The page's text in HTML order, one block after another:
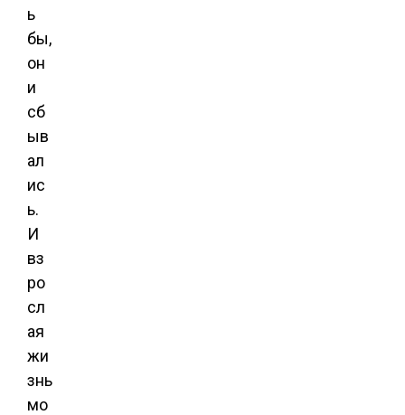
ь
бы,
он
и
сб
ыв
ал
ис
ь.
И
вз
ро
сл
ая
жи
знь
мо